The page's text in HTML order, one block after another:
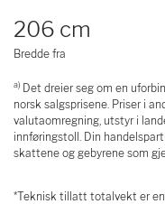
206 cm
Bredde fra
a) Det dreier seg om en
norsk salgsprisene. Priser i
valutaomregning, utstyr i
innføringstoll. Din
skattene og gebyrene som
*Teknisk tillatt totalvekt er